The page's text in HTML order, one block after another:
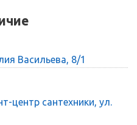
Васильева, 8/1
центр сантехники, ул.